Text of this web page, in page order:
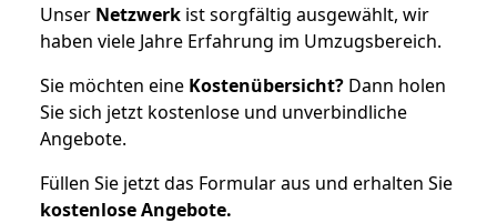
Unser Netzwerk ist sorgfältig ausgewählt, wir
haben viele Jahre Erfahrung im Umzugsbereich.
Sie möchten eine Kostenübersicht? Dann holen
Sie sich jetzt kostenlose und unverbindliche
Angebote.
Füllen Sie jetzt das Formular aus und erhalten Sie
kostenloseAngebote.